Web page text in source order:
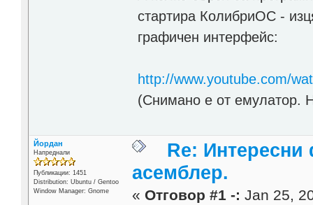
стартира КолибриОС -
графичен интерфейс:
http://www.youtube.com/
(Снимано е от емулатор.
Йордан
Напреднали
Публикации: 1451
Distribution: Ubuntu / Gentoo
Window Manager: Gnome
Re: Интересни
асемблер.
« Отговор #1 -: Jan 25,